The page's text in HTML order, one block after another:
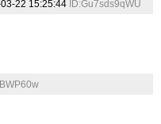
03-22 15:25:44 ID:Gu7sds9qWU